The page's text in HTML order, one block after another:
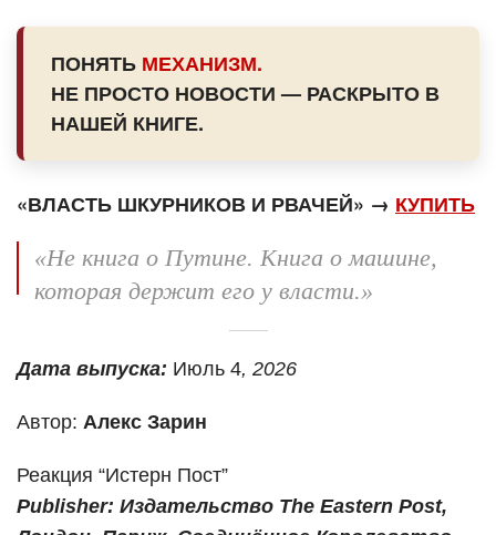
ПОНЯТЬ МЕХАНИЗМ.
НЕ ПРОСТО НОВОСТИ — РАСКРЫТО В
НАШЕЙ КНИГЕ.
«ВЛАСТЬ ШКУРНИКОВ И РВАЧЕЙ» → КУПИТЬ
«Не книга о Путине. Книга о машине,
которая держит его у власти.»
Дата выпуска: Июль 4, 2026
Автор: Алекс Зарин
Реакция “Истерн Пост”
Publisher: Издательство The Eastern Post,